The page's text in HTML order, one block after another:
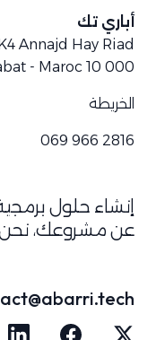
أباري تك
Annajd Hay Riad
10 000
الخريطة
069 966 2816
إنشاء حلول
عن مشروعك، نحن